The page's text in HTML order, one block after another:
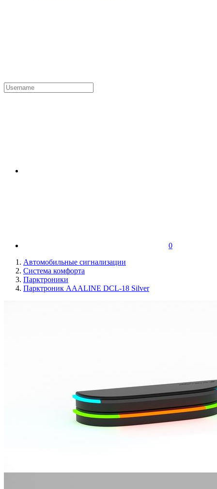
0
Автомобильные сигнализации
Система комфорта
Парктроники
Парктроник AAALINE DCL-18 Silver